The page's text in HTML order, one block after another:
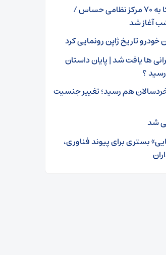
فوری؛ حمله آمریکا به ۷۰ مرکز نظامی حساس /
آغاز شد
خودرو تاریخ ژاپن رونمایی کرد
ها یافت شد | پایان داستان
؟
هم رسید؛ تغییر جنسیت
شد
بستری برای پیوند فناوری،